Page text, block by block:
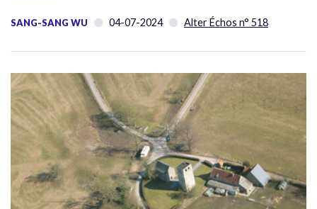
SANG-SANG WU 04-07-2024 Alter Échos n° 518